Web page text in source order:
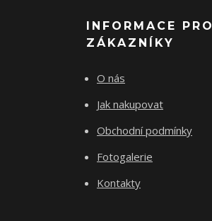
INFORMACE PRO
ZÁKAZNÍKY
O nás
Jak nakupovat
Obchodní podmínky
Fotogalerie
Kontakty